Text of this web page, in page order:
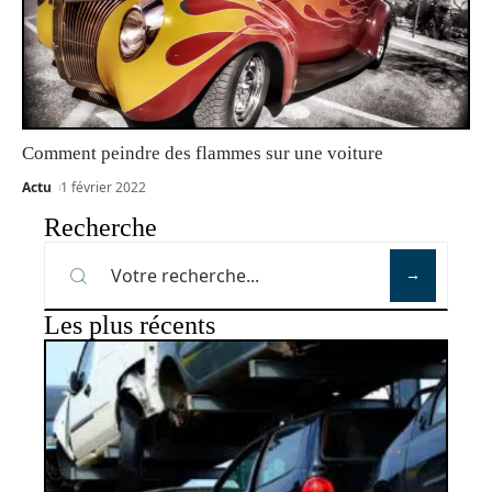
Comment peindre des flammes sur une voiture
Actu 1 février 2022
Recherche
Les plus récents